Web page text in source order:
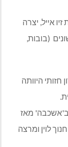
אייל, יצרה
(בובות,
היוותה
ב'אשכבה' מאז
לוין ומרצה